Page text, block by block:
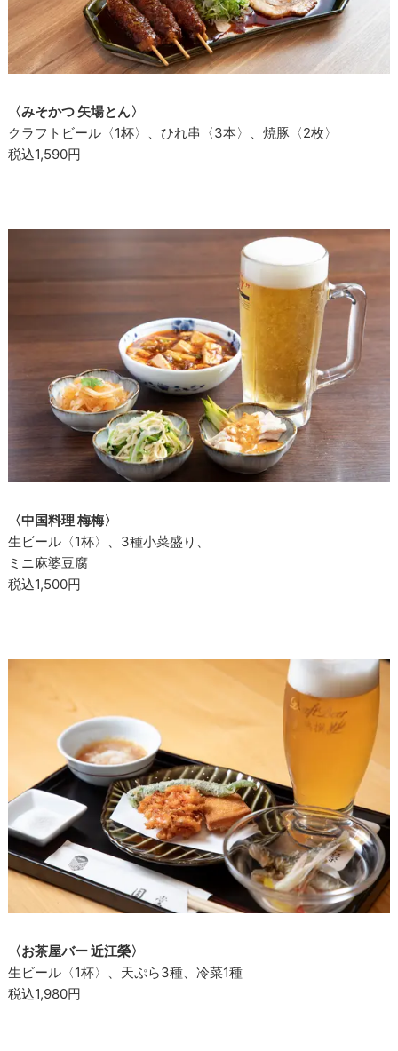
〈みそかつ 矢場とん〉
クラフトビール〈1杯〉、ひれ串〈3本〉、焼豚〈2枚〉
税込1,590円
〈中国料理 梅梅〉
生ビール〈1杯〉、3種小菜盛り、
ミニ麻婆豆腐
税込1,500円
〈お茶屋バー 近江榮〉
生ビール〈1杯〉、天ぷら3種、冷菜1種
税込1,980円